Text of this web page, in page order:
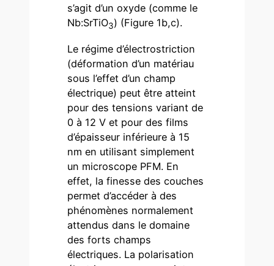
s’agit d’un oxyde (comme le
Nb:SrTiO3) (Figure 1b,c).
Le régime d’électrostriction
(déformation d’un matériau
sous l’effet d’un champ
électrique) peut être atteint
pour des tensions variant de
0 à 12 V et pour des films
d’épaisseur inférieure à 15
nm en utilisant simplement
un microscope PFM. En
effet, la finesse des couches
permet d’accéder à des
phénomènes normalement
attendus dans le domaine
des forts champs
électriques. La polarisation